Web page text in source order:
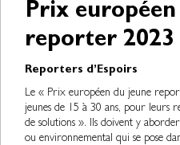
Prix
reporter 2023
Reporters d’Espoirs
Le « Prix européen du jeune
jeunes de 15 à 30 ans, pour leurs
de solutions ». Ils doivent y
ou environnemental qui se pose